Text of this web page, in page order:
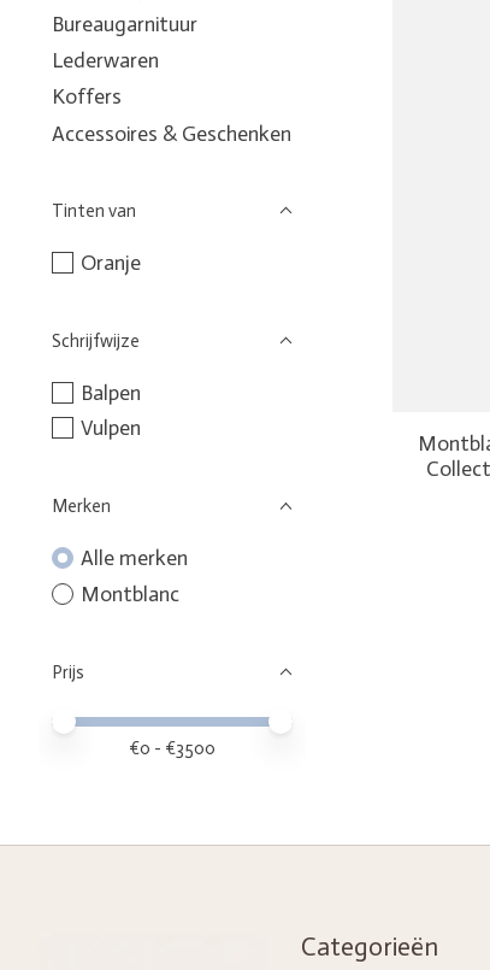
Bureaugarnituur
Lederwaren
Koffers
Accessoires & Geschenken
Tinten van
Oranje
Schrijfwijze
Balpen
Vulpen
Merken
Alle merken
Montblanc
Prijs
Minimale prijswaarde
Price maximum value
€0 - €3500
Categorieën